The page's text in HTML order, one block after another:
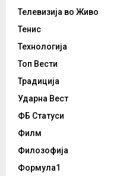
Телевизија во Живо
Тенис
Технологија
Топ Вести
Традиција
Ударна Вест
ФБ Статуси
Филм
Филозофија
Формула1